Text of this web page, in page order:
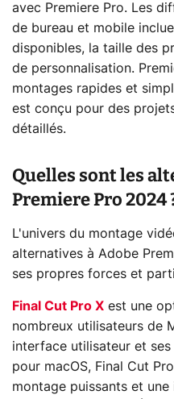
avec Premiere Pro. Les
de bureau et mobile
disponibles, la taille des
de personnalisation.
montages rapides et
est conçu pour des
détaillés.
Quelles sont les
Premiere Pro 2024
L'univers du montage
alternatives à Adobe
ses propres forces et
Final Cut Pro X est une
nombreux utilisateurs de
interface utilisateur et
pour macOS, Final Cut
montage puissants et